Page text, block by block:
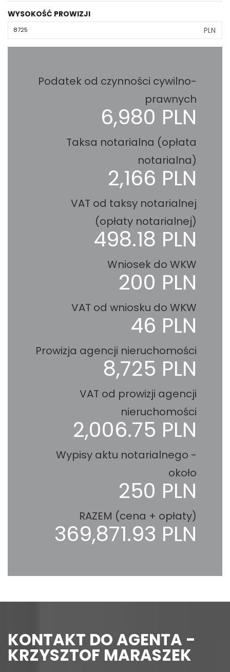
WYSOKOŚĆ PROWIZJI
PLN
Podatek od czynności cywilno-
prawnych
6,980 PLN
Taksa notarialna (opłata
notarialna)
2,166 PLN
VAT od taksy notarialnej
(opłaty notarialnej)
498.18 PLN
Wniosek do WKW
200 PLN
VAT od wniosku do WKW
46 PLN
Prowizja agencji nieruchomości
8,725 PLN
VAT od prowizji agencji
nieruchomości
2,006.75 PLN
Wypisy aktu notarialnego -
około
250 PLN
RAZEM (cena + opłaty)
369,871.93 PLN
KONTAKT DO AGENTA -
KRZYSZTOF MARASZEK